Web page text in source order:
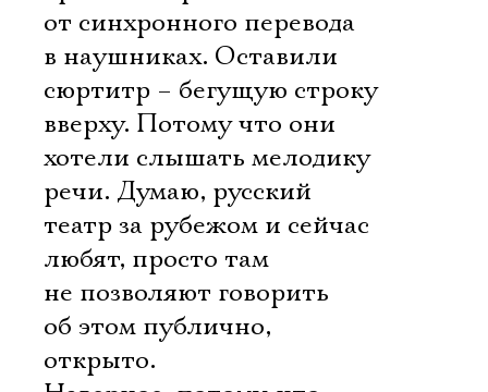
от синхронного перевода
в наушниках. Оставили
сюртитр – бегущую строку
вверху. Потому что они
хотели слышать мелодику
речи. Думаю, русский
театр за рубежом и сейчас
любят, просто там
не позволяют говорить
об этом публично,
открыто.